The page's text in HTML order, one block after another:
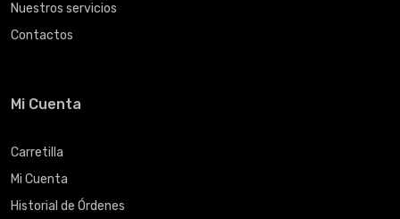
Nuestros servicios
Contactos
Mi Cuenta
Carretilla
Mi Cuenta
Historial de Órdenes